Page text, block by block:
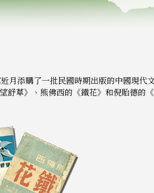
月添購了一批民國時期出版的中國現代
舒草》、熊佛西的《鐵花》和倪貽德的